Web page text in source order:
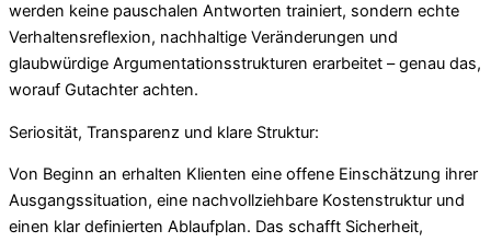
werden keine pauschalen Antworten trainiert, sondern echte
Verhaltensreflexion, nachhaltige Veränderungen und
glaubwürdige Argumentationsstrukturen erarbeitet – genau das,
worauf Gutachter achten.
Seriosität, Transparenz und klare Struktur:
Von Beginn an erhalten Klienten eine offene Einschätzung ihrer
Ausgangssituation, eine nachvollziehbare Kostenstruktur und
einen klar definierten Ablaufplan. Das schafft Sicherheit,